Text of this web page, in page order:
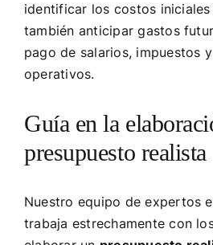
identificar los costos
también anticipar gastos
pago de salarios, impuestos
operativos.
Guía en la
presupuesto realista
Nuestro equipo de expertos
trabaja estrechamente con